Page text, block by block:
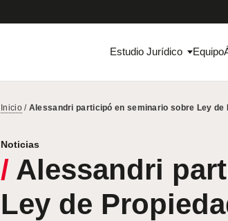
Estudio Jurídico Equipo
Inicio/ Alessandri participó en seminario sobre Ley de
Noticias
/ Alessandri
Ley de